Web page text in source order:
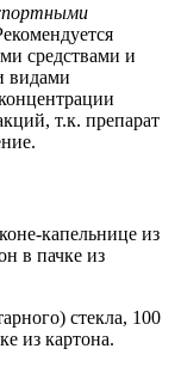
средствами и
видами
т.к. препарат
капельнице из
в пачке из
стекла, 100
из картона.